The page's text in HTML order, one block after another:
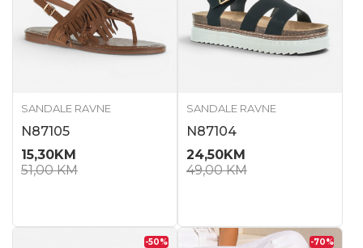
SANDALE RAVNE
N87105
15,30KM
51,00KM
SANDALE RAVNE
N87104
24,50KM
49,00KM
-50% -70%